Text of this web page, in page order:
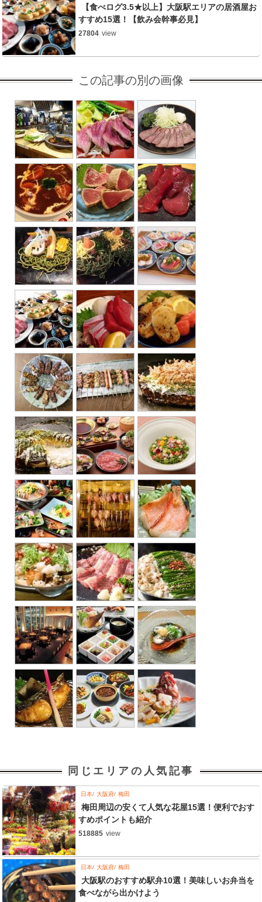
【食べログ3.5★以上】大阪駅エリアの居酒屋お
すすめ15選！【飲み会幹事必見】
27804 view
この記事の別の画像
同じエリアの人気記事
日本 大阪府 梅田
梅田周辺の安くて人気な花屋15選！便利でおす
すめポイントも紹介
518885 view
日本 大阪府 梅田
大阪駅のおすすめ駅弁10選！美味しいお弁当を
食べながら出かけよう